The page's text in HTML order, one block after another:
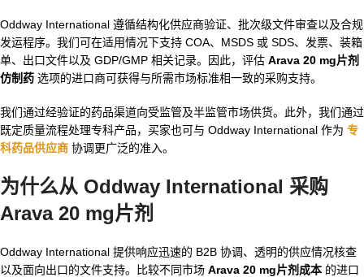
Oddway International 遵循结构化供应商验证、批次级文件审查以及合规
发运程序。我们可在适用情况下支持 COA、MSDS 或 SDS、发票、装箱
单、出口文件以及 GDP/GMP 相关记录。因此，评估 Arava 20 mg片剂
仿制药 选项的进口商可获得与所需市场标准相一致的采购支持。
我们通过经验证的药品渠道向受监管及半监管市场供货。此外，我们通过
既定质量流程处理专科产品，买家也可与 Oddway International 作为 专
科药品供应商 协调更广泛的准入。
为什么从 Oddway International 采购
Arava 20 mg片剂
Oddway International 提供响应迅速的 B2B 协调、透明的供应情况核查
以及面向出口的文件支持。比较不同市场 Arava 20 mg片剂成本 的进口